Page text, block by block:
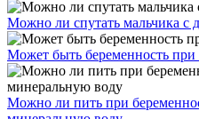
Можно ли спутать мальчика с
Может быть беременность
Можно ли пить при